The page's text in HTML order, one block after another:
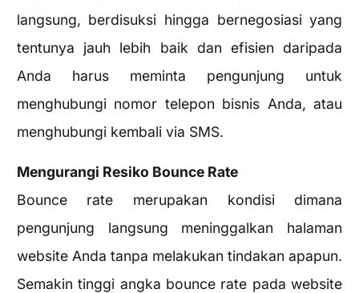
langsung, berdisuksi hingga bernegosiasi yang
tentunya jauh lebih baik dan efisien daripada
Anda harus meminta pengunjung untuk
menghubungi nomor telepon bisnis Anda, atau
menghubungi kembali via SMS.
Mengurangi Resiko Bounce Rate
Bounce rate merupakan kondisi dimana
pengunjung langsung meninggalkan halaman
website Anda tanpa melakukan tindakan apapun.
Semakin tinggi angka bounce rate pada website